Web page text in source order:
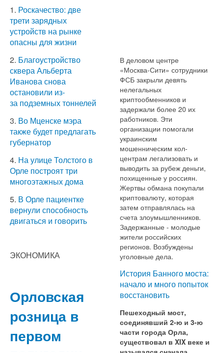
1. Роскачество: две
трети зарядных
устройств на рынке
опасны для жизни
2. Благоустройство
сквера Альберта
Иванова снова
остановили из-
за подземных тоннелей
3. Во Мценске мэра
также будет предлагать
губернатор
4. На улице Толстого в
Орле построят три
многоэтажных дома
5. В Орле пациентке
вернули способность
двигаться и говорить
ЭКОНОМИКА
Орловская
розница в
первом
В деловом центре
«Москва-Сити» сотрудники
ФСБ закрыли девять
нелегальных
криптообменников и
задержали более 20 их
работников. Эти
организации помогали
украинским
мошенническим кол-
центрам легализовать и
выводить за рубеж деньги,
похищенные у россиян.
Жертвы обмана покупали
криптовалюту, которая
затем отправлялась на
счета злоумышленников.
Задержанные - молодые
жители российских
регионов. Возбуждены
уголовные дела.
История Банного моста:
начало и много попыток
восстановить
Пешеходный мост,
соединявший 2-ю и 3-ю
части города Орла,
существовал в XIX веке и